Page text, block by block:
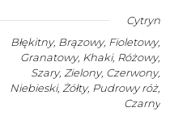
Cytryn
Błękitny, Brązowy, Fioletowy,
Granatowy, Khaki, Różowy,
Szary, Zielony, Czerwony,
Niebieski, Żółty, Pudrowy róż,
Czarny